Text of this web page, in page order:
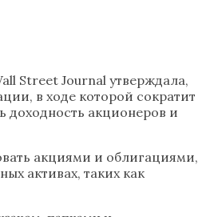
Street Journal утверждала,
в ходе которой сократит
доходность акционеров и
акциями и облигациями,
активах, таких как